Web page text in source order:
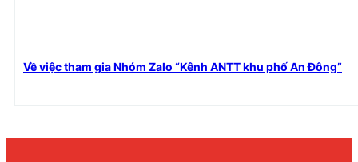
Về việc tham gia Nhóm Zalo “Kênh ANTT khu phố An Đông”